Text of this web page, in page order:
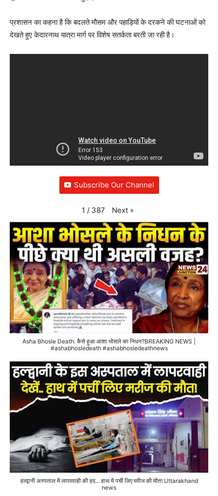
प्रशासन का कहना है कि बदलते मौसम और पहाड़ियों के दरकने की घटनाओं को
देखते हुए केदारनाथ यात्रा मार्ग पर विशेष सतर्कता बरती जा रही है।
Subscribe Our Channel
1 / 387 Next »
Asha Bhosle Death: कैसे हुआ आशा भोसले का निधन?BREAKING NEWS |
#ashabhosledeath #ashabhosledeathnews
हल्द्वानी अस्पताल में लापरवाही की हद... हाथ में पर्ची लिए मरीज की मौत! Uttarakhand
news